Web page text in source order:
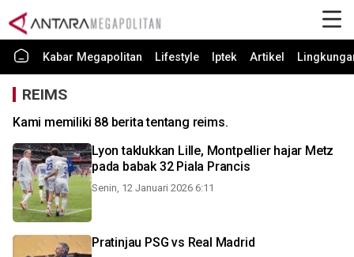
Kabar Megapolitan Lifestyle Iptek Artikel
REIMS
Kami memiliki 88 berita tentang reims.
Lyon taklukkan Lille, Montpellier hajar Metz
pada babak 32 Piala Prancis
Senin, 12 Januari 2026 6:11
Pratinjau PSG vs Real Madrid